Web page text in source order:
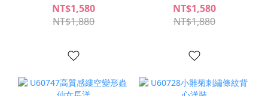
NT$1,580
NT$1,880
NT$1,580
NT$1,880